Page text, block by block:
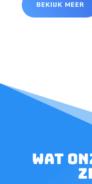
BEKIIJK MEER
Wat